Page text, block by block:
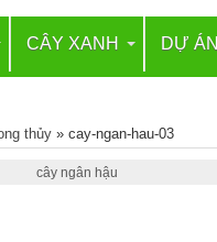
CÂY XANH DỰ ÁN
thủy » cay-ngan-hau-03
cây ngân hậu